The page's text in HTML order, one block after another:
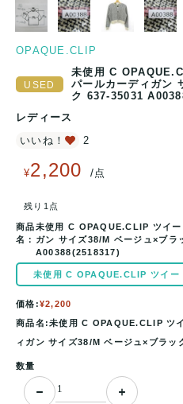
OPAQUE.CLIP
未使用 C
パールカーディガン
ク 637-35031
レディース
いいね！
2
¥2,200 /点
残り1点
商品
名：
未使用 C OPAQUE.CLIP ツイー
ガン サイズ38/M ベージュ×ブラ
A00388(2518317)
未使用 C OPAQUE.CLIP ツイ
価格:¥2,200
商品名:未使用 C OPAQUE.CLIP ツ
ィガン サイズ38/M ベージュ×ブラ
数量